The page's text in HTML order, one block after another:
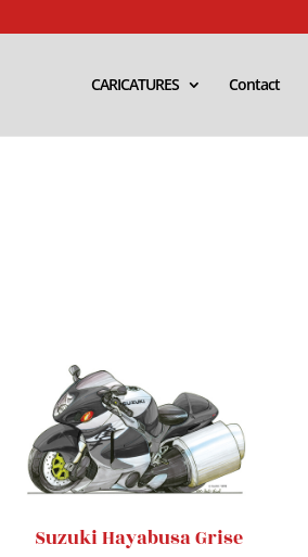
CARICATURES Contact
Suzuki Hayabusa Grise